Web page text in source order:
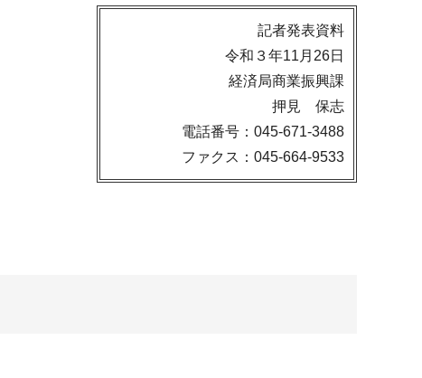
記者発表資料
令和３年11月26日
経済局商業振興課
押見 保志
電話番号：045-671-3488
ファクス：045-664-9533